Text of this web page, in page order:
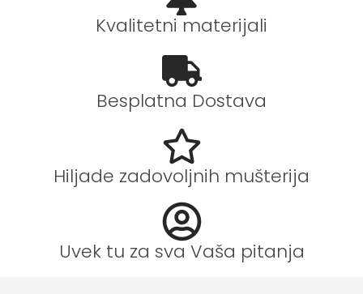
Kvalitetni materijali
Besplatna Dostava
Hiljade zadovoljnih mušterija
Uvek tu za sva Vaša pitanja